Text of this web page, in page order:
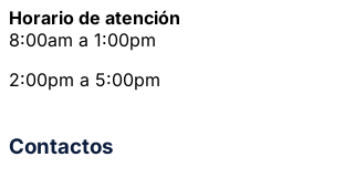
Horario de atención
8:00am a 1:00pm
2:00pm a 5:00pm
Contactos